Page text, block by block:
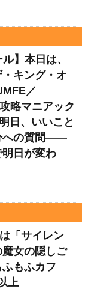
】本日は、
キング・オ
／
略マニアック
日、いいこと
への質問――
日が変わ
「サイレン
女の隠しご
もふカフ
上